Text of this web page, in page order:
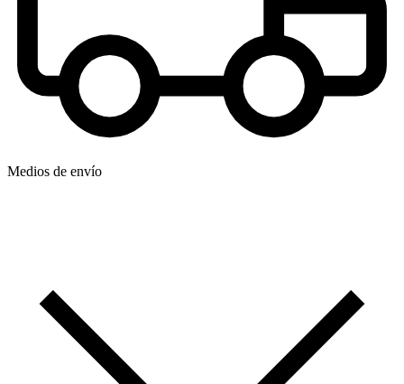
Medios de envío